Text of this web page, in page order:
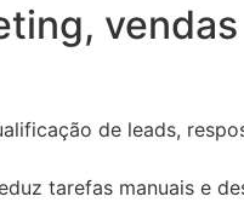
de leads,
tarefas manuais e